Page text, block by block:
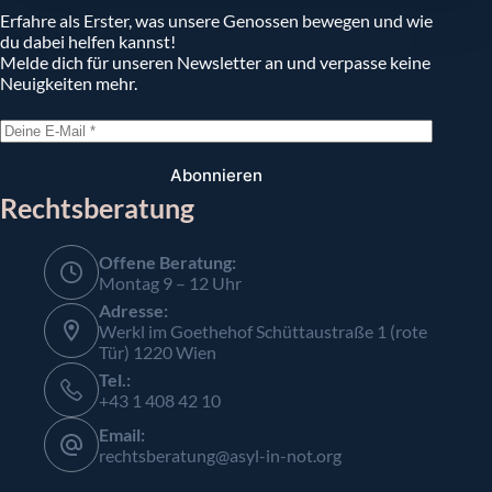
Erfahre als Erster, was unsere Genossen bewegen und wie
du dabei helfen kannst!
Melde dich für unseren Newsletter an und verpasse keine
Neuigkeiten mehr.
Abonnieren
Rechtsberatung
Offene Beratung:
Montag 9 – 12 Uhr
Adresse:
Werkl im Goethehof Schüttaustraße 1 (rote
Tür) 1220 Wien
Tel.:
+43 1 408 42 10
Email:
rechtsberatung@asyl-in-not.org